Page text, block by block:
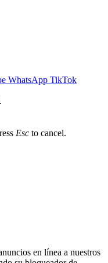
WhatsApp TikTok
Esc to cancel.
en línea a nuestros